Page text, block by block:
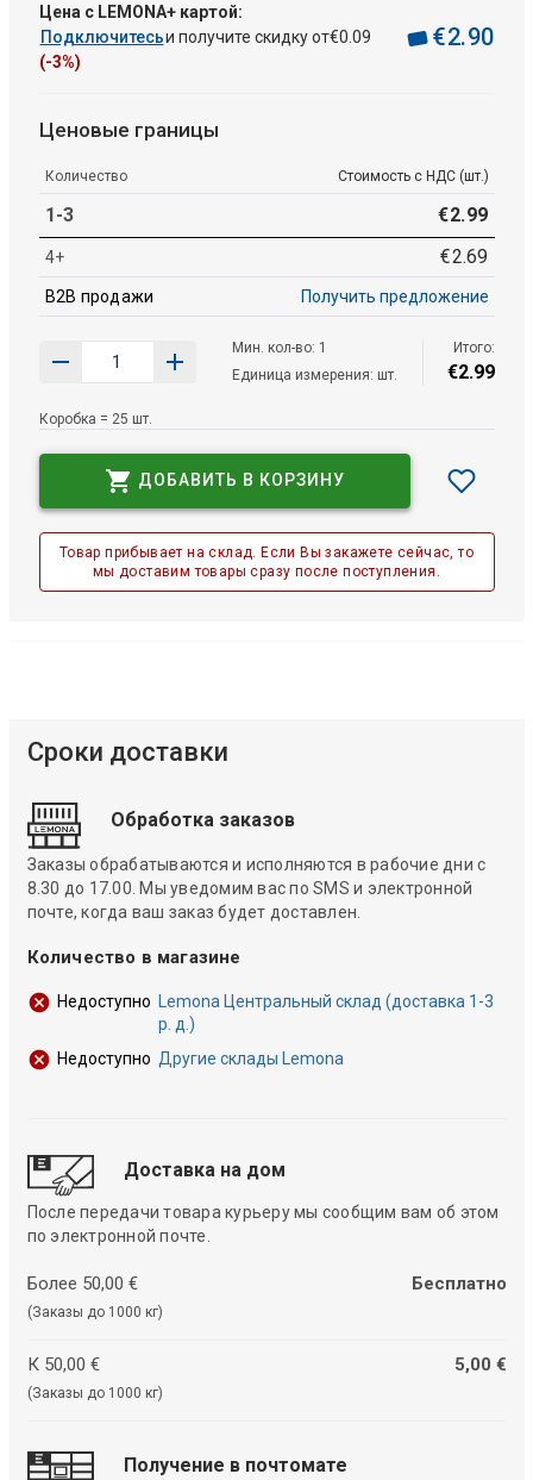
Цена с LEMONA+ картой:
Подключитесьи получите скидку от€0 09
(-3%)
€2.90
Ценовые границы
Количество Стоимость с НДС (шт.)
1-3 €2.99
4+ €2.69
B2B продажи Получить предложение
Мин. кол-во: 1
Единица измерения: шт.
Итого:
€2.99
Коробка = 25 шт.
ДОБАВИТЬ В КОРЗИНУ
Товар прибывает на склад. Если Вы закажете сейчас, то
мы доставим товары сразу после поступления.
Сроки доставки
Обработка заказов
Заказы обрабатываются и исполняются в рабочие дни с
8.30 до 17.00. Мы уведомим вас по SMS и электронной
почте, когда ваш заказ будет доставлен.
Количество в магазине
Недоступно
Lemona Центральный склад (доставка 1-3
р. д.)
Недоступно Другие склады Lemona
Доставка на дом
После передачи товара курьеру мы сообщим вам об этом
по электронной почте.
Более 50,00 €
(Заказы до 1000 кг)
Бесплатно
К 50,00 €
(Заказы до 1000 кг)
5,00 €
Получение в почтомате